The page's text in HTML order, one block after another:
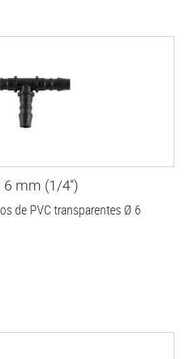
6 mm (1/4'')
de PVC transparentes Ø 6